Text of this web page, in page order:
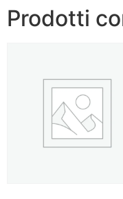
Prodotti